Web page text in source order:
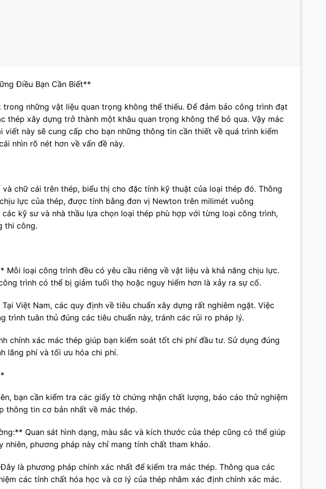
Điều Bạn Cần Biết**
những vật liệu quan trọng không thể thiếu. Để đảm bảo công trình đạt
thép xây dựng trở thành một khâu quan trọng không thể bỏ qua. Vậy mác
viết này sẽ cung cấp cho bạn những thông tin cần thiết về quá trình kiểm
nhìn rõ nét hơn về vấn đề này.
chữ cái trên thép, biểu thị cho đặc tính kỹ thuật của loại thép đó. Thông
lực của thép, được tính bằng đơn vị Newton trên milimét vuông
kỹ sư và nhà thầu lựa chọn loại thép phù hợp với từng loại công trình,
thi công.
Mỗi loại công trình đều có yêu cầu riêng về vật liệu và khả năng chịu lực.
trình có thể bị giảm tuổi thọ hoặc nguy hiểm hơn là xảy ra sự cố.
Việt Nam, các quy định về tiêu chuẩn xây dựng rất nghiêm ngặt. Việc
trình tuân thủ đúng các tiêu chuẩn này, tránh các rủi ro pháp lý.
chính xác mác thép giúp bạn kiểm soát tốt chi phí đầu tư. Sử dụng đúng
lãng phí và tối ưu hóa chi phí.
bạn cần kiểm tra các giấy tờ chứng nhận chất lượng, báo cáo thử nghiệm
thông tin cơ bản nhất về mác thép.
Quan sát hình dạng, màu sắc và kích thước của thép cũng có thể giúp
nhiên, phương pháp này chỉ mang tính chất tham khảo.
là phương pháp chính xác nhất để kiểm tra mác thép. Thông qua các
các tính chất hóa học và cơ lý của thép nhằm xác định chính xác mác.